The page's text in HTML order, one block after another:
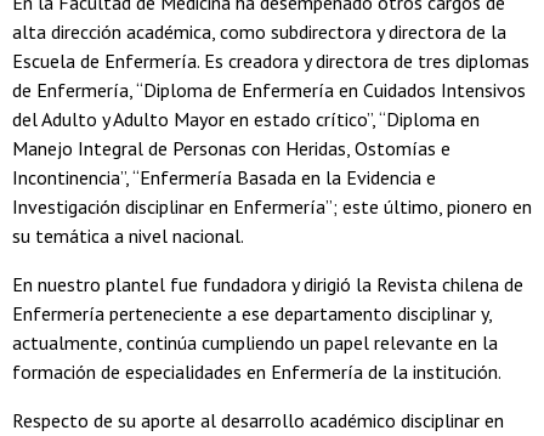
alta dirección académica, como subdirectora y directora de la
Escuela de Enfermería. Es creadora y directora de tres diplomas
de Enfermería, “Diploma de Enfermería en Cuidados Intensivos
del Adulto y Adulto Mayor en estado crítico”, “Diploma en
Manejo Integral de Personas con Heridas, Ostomías e
Incontinencia”, “Enfermería Basada en la Evidencia e
Investigación disciplinar en Enfermería”; este último, pionero en
su temática a nivel nacional.
En nuestro plantel fue fundadora y dirigió la Revista chilena de
Enfermería perteneciente a ese departamento disciplinar y,
actualmente, continúa cumpliendo un papel relevante en la
formación de especialidades en Enfermería de la institución.
Respecto de su aporte al desarrollo académico disciplinar en